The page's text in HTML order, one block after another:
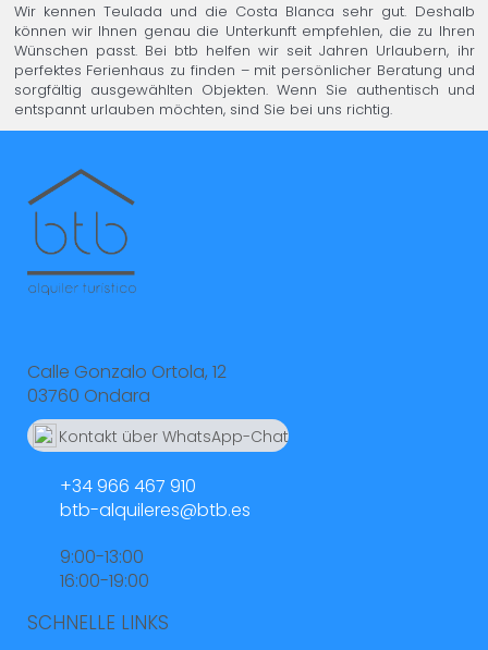
Wir kennen Teulada und die Costa Blanca sehr gut. Deshalb
können wir Ihnen genau die Unterkunft empfehlen, die zu Ihren
Wünschen passt. Bei btb helfen wir seit Jahren Urlaubern, ihr
perfektes Ferienhaus zu finden – mit persönlicher Beratung und
sorgfältig ausgewählten Objekten. Wenn Sie authentisch und
entspannt urlauben möchten, sind Sie bei uns richtig.
Calle Gonzalo Ortola, 12
03760 Ondara
Kontakt über WhatsApp-Chat
+34 966 467 910
btb-alquileres@btb.es
9:00-13:00
16:00-19:00
SCHNELLE LINKS